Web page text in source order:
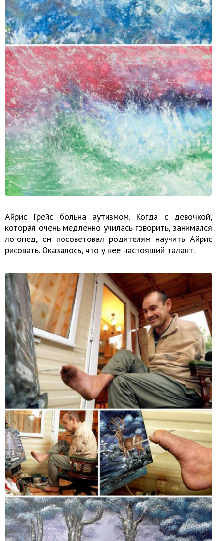
Айрис Грейс больна аутизмом. Когда с девочкой,
которая очень медленно училась говорить, занимался
логопед, он посоветовал родителям научить Айрис
рисовать. Оказалось, что у нее настоящий талант.